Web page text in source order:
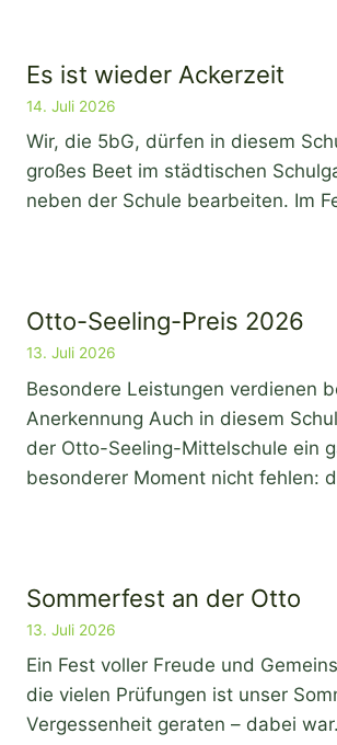
Es ist wieder Ackerzeit
14. Juli 2026
Wir, die 5bG, dürfen in diesem
großes Beet im städtischen
neben der Schule bearbeiten. Im
Otto-Seeling-Preis 2026
13. Juli 2026
Besondere Leistungen verdienen
Anerkennung Auch in diesem
der Otto-Seeling-Mittelschule ein
besonderer Moment nicht fehlen:
Sommerfest an der Otto
13. Juli 2026
Ein Fest voller Freude und
die vielen Prüfungen ist unser
Vergessenheit geraten – dabei